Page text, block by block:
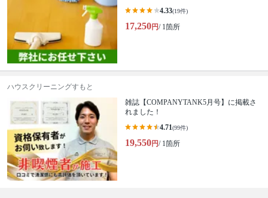
4.33(19件)
17,250円/ 1箇所
ハウスクリーニングすもと
雑誌【COMPANYTANK5月号】に掲載さ
れました！
4.71(99件)
19,550円/ 1箇所